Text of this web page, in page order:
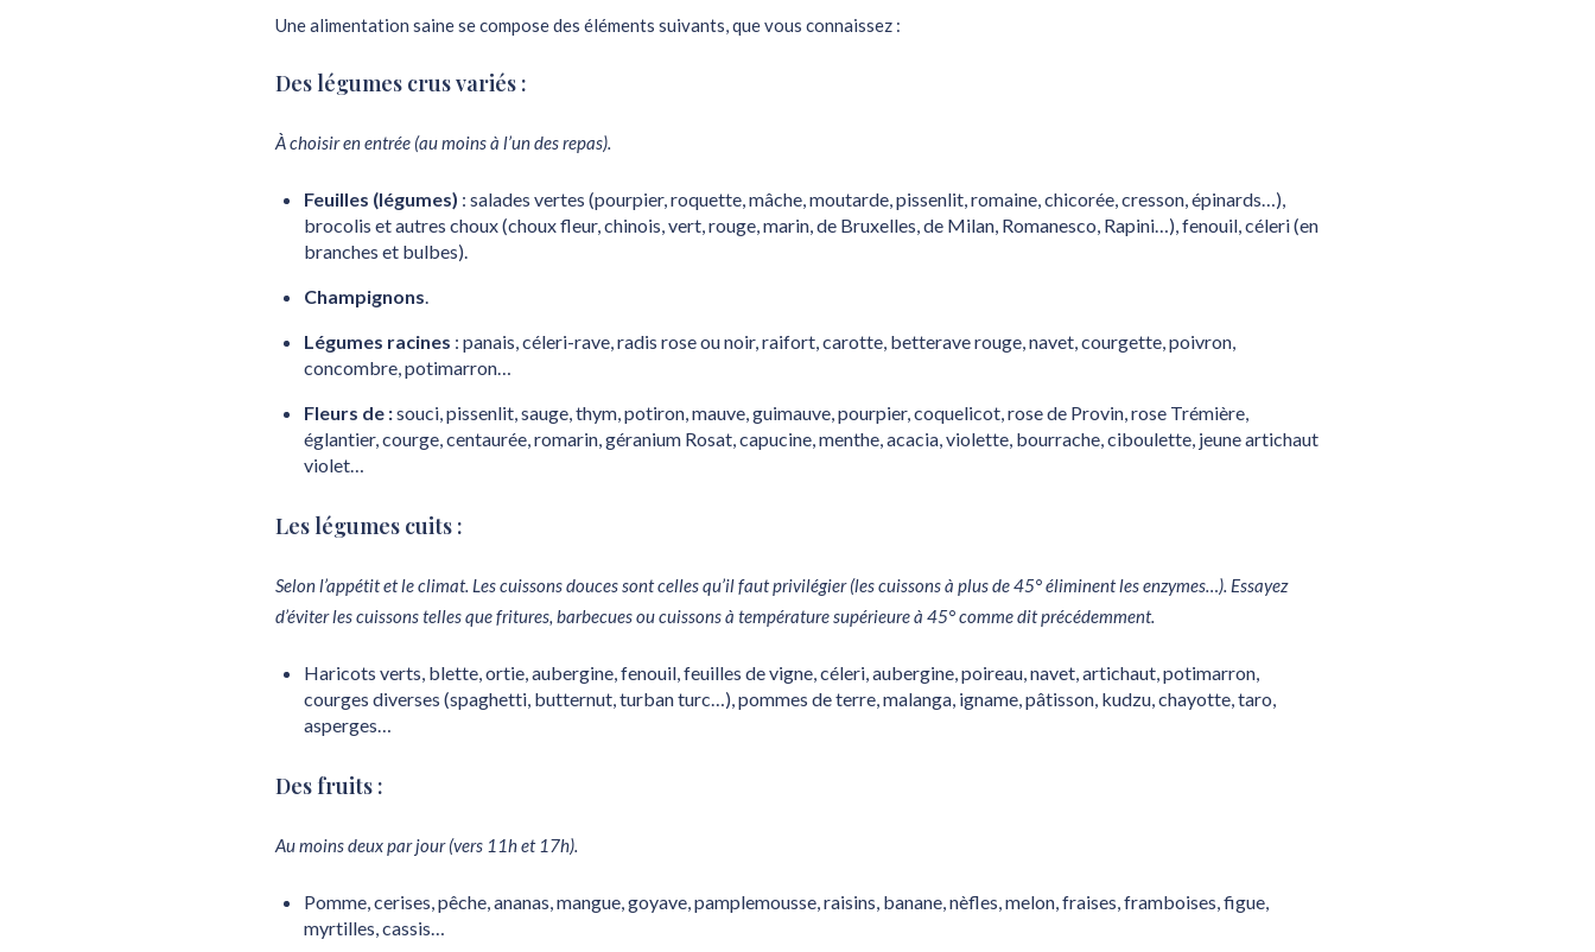
Une alimentation saine se compose des éléments suivants, que vous connaissez :
Des légumes crus variés :
À choisir en entrée (au moins à l’un des repas).
Feuilles (légumes) : salades vertes (pourpier, roquette, mâche, moutarde, pissenlit, romaine, chicorée, cresson, épinards…),
brocolis et autres choux (choux fleur, chinois, vert, rouge, marin, de Bruxelles, de Milan, Romanesco, Rapini…), fenouil, céleri (en
branches et bulbes).
Champignons.
Légumes racines : panais, céleri-rave, radis rose ou noir, raifort, carotte, betterave rouge, navet, courgette, poivron,
concombre, potimarron…
Fleurs de :souci, pissenlit, sauge, thym, potiron, mauve, guimauve, pourpier, coquelicot, rose de Provin, rose Trémière,
églantier, courge, centaurée, romarin, géranium Rosat, capucine, menthe, acacia, violette, bourrache, ciboulette, jeune artichaut
violet…
Les légumes cuits :
Selon l’appétit et le climat. Les cuissons douces sont celles qu’il faut privilégier (les cuissons à plus de 45° éliminent les enzymes…). Essayez
d’éviter les cuissons telles que fritures, barbecues ou cuissons à température supérieure à 45° comme dit précédemment.
Haricots verts, blette, ortie, aubergine, fenouil, feuilles de vigne, céleri, aubergine, poireau, navet, artichaut, potimarron,
courges diverses (spaghetti, butternut, turban turc…), pommes de terre, malanga, igname, pâtisson, kudzu, chayotte, taro,
asperges…
Des fruits :
Au moins deux par jour (vers 11h et 17h).
Pomme, cerises, pêche, ananas, mangue, goyave, pamplemousse, raisins, banane, nèfles, melon, fraises, framboises, figue,
myrtilles, cassis…